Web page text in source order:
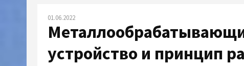
01.06.2022
устройство и принцип